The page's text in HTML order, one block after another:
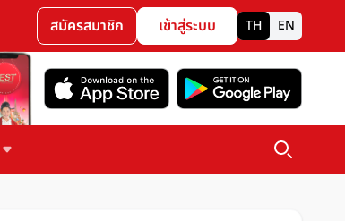
สมัครสมาชิก เข้าสู่ระบบ TH EN